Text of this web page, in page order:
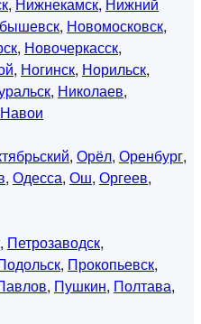
, Новомосковск,
, Новочеркасск,
, Ногинск, Норильск,
, Николаев,
Навои
, Орёл, Оренбург,
, Одесса, Ош, Оргеев,
, Петрозаводск,
, Прокопьевск,
, Пушкин, Полтава,